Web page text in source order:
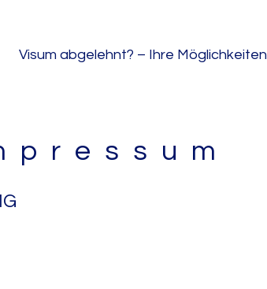
Visum abgelehnt? – Ihre Möglichkeiten